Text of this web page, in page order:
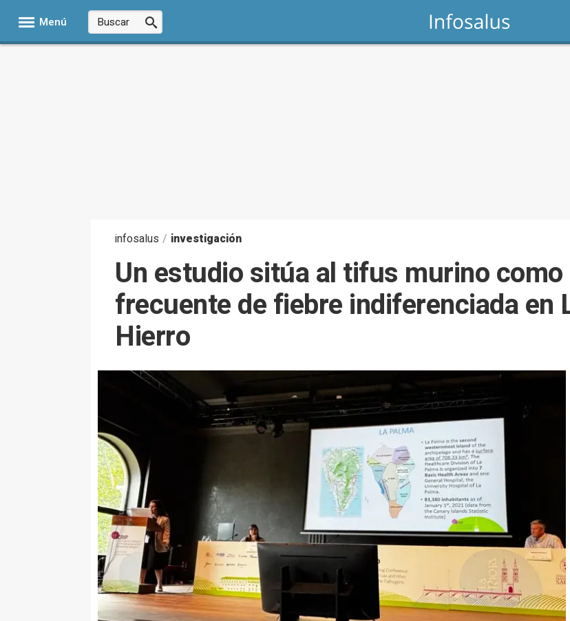
Menú
infosalus / investigación
Un estudio sitúa al tifus murino
frecuente de fiebre indiferenciada en
Hierro